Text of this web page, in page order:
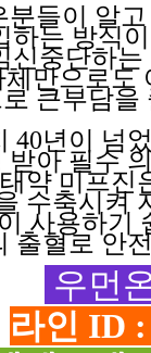
분들이 알고
하는 방식
신중단하는
체만으로도
큰부담을
40년이 넘
받아 필수
약미프진
수축시켜
사용하기
출혈로 안
우먼
라인 ID